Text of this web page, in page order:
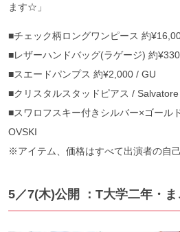
ます☆」
■チェック柄ロングワンピース 約
■レザーハンドバッグ(ラゲージ) 約
■スエードパンプス 約¥2,000 / GU
■クリスタルスタッドピアス /
■スワロフスキー付きシルバー×ゴール
OVSKI
※アイテム、価格はすべて出演者の自己
5／7(木)公開 ：T大学二年・